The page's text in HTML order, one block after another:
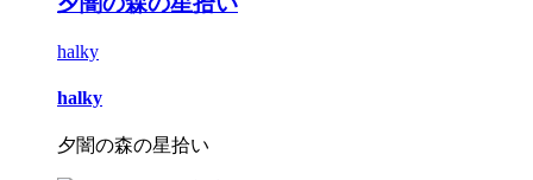
halky
halky
夕闇の森の星拾い